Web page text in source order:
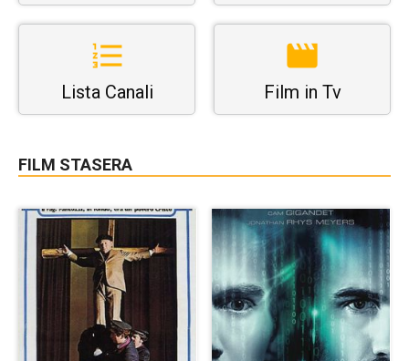
Lista Canali Film in Tv
FILM STASERA